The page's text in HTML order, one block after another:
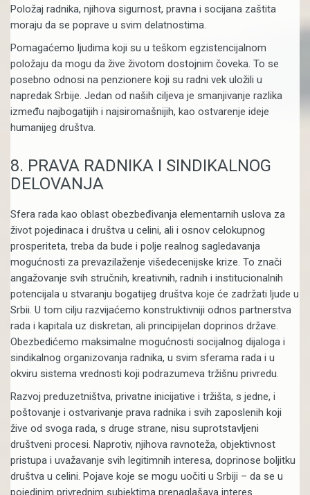
Položaj radnika, njihova sigurnost, pravna i socijana zaštita
moraju da se poprave u svim delatnostima.
Pomagaćemo ljudima koji su u teškom egzistencijalnom
položaju da mogu da žive životom dostojnim čoveka. To se
posebno odnosi na penzionere koji su radni vek uložili u
napredak Srbije. Jedan od naših ciljeva je smanjivanje razlika
između najbogatijih i najsiromašnijih, kao ostvarenje ideje
humanijeg društva.
8. PRAVA RADNIKA I SINDIKALNOG
DELOVANJA
Sfera rada kao oblast obezbeđivanja elementarnih uslova za
život pojedinaca i društva u celini, ali i osnov celokupnog
prosperiteta, treba da bude i polje realnog sagledavanja
mogućnosti za prevazilaženje višedecenijske krize. To znači
angažovanje svih stručnih, kreativnih, radnih i institucionalnih
potencijala u stvaranju bogatijeg društva koje će zadržati ljude u
Srbii. U tom cilju razvijaćemo konstruktivniji odnos partnerstva
rada i kapitala uz diskretan, ali principijelan doprinos države.
Obezbedićemo maksimalne mogućnosti socijalnog dijaloga i
sindikalnog organizovanja radnika, u svim sferama rada i u
okviru sistema vrednosti koji podrazumeva tržišnu privredu.
Razvoj preduzetništva, privatne inicijative i tržišta, s jedne, i
poštovanje i ostvarivanje prava radnika i svih zaposlenih koji
žive od svoga rada, s druge strane, nisu suprotstavljeni
društveni procesi. Naprotiv, njihova ravnoteža, objektivnost
pristupa i uvažavanje svih legitimnih interesa, doprinose boljitku
društva u celini. Pojave koje se mogu uočiti u Srbiji – da se u
pojedinim privrednim subjektima prenaglašava interes